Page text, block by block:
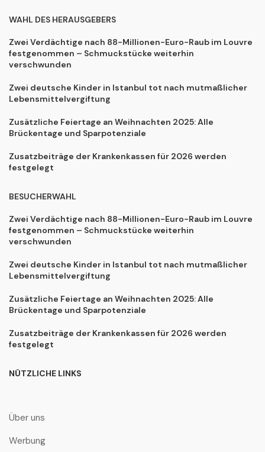
WAHL DES HERAUSGEBERS
Zwei Verdächtige nach 88-Millionen-Euro-Raub im Louvre
festgenommen – Schmuckstücke weiterhin
verschwunden
Zwei deutsche Kinder in Istanbul tot nach mutmaßlicher
Lebensmittelvergiftung
Zusätzliche Feiertage an Weihnachten 2025: Alle
Brückentage und Sparpotenziale
Zusatzbeiträge der Krankenkassen für 2026 werden
festgelegt
BESUCHERWAHL
Zwei Verdächtige nach 88-Millionen-Euro-Raub im Louvre
festgenommen – Schmuckstücke weiterhin
verschwunden
Zwei deutsche Kinder in Istanbul tot nach mutmaßlicher
Lebensmittelvergiftung
Zusätzliche Feiertage an Weihnachten 2025: Alle
Brückentage und Sparpotenziale
Zusatzbeiträge der Krankenkassen für 2026 werden
festgelegt
NÜTZLICHE LINKS
Über uns
Werbung